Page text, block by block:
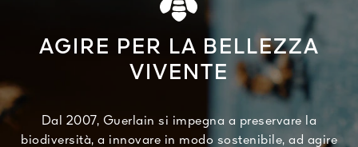
AGIRE PER LA BELLEZZA
VIVENTE
Dal 2007, Guerlain si impegna a preservare la
biodiversità, a innovare in modo sostenibile, ad agire